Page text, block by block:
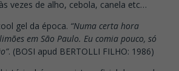
vezes de alho, cebola, canela etc…
gel da época. “Numa certa hora
em São Paulo. Eu comia pouco, só
. (BOSI apud BERTOLLI FILHO: 1986)